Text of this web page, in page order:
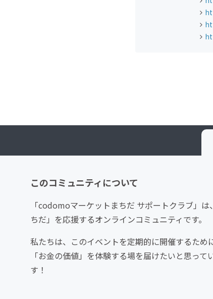
このコミュニティについて
「codomoマーケットまちだ サポートクラブ」
ちだ」を応援するオンラインコミュニティです。
私たちは、このイベントを定期的に開催するた
「お金の価値」を体験する場を届けたいと思っ
す！